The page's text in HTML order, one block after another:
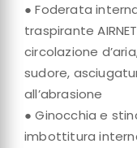
● Foderata
traspirante
circolazione
sudore,
all’abrasione
● Ginocchia e
imbottitura